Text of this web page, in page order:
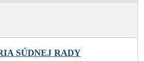
SÚDNEJ RADY